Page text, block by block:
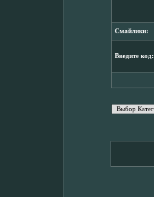
Смайлики:
Введите код: